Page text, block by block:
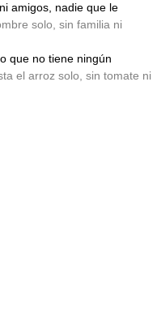
amigos, nadie que le
solo, sin familia ni
que no tiene ningún
el arroz solo, sin tomate ni